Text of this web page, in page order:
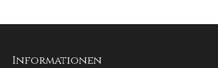
Informationen